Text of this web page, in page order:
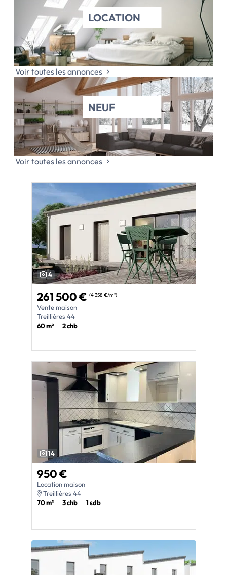
LOCATION
Voir toutes les annonces
NEUF
Voir toutes les annonces
4
261 500 € (4 358 €/m²)
Vente maison
Treillières 44
60 m²
2 chb
14
950 €
Location maison
Treillières 44
70 m²
3 chb 1 sdb